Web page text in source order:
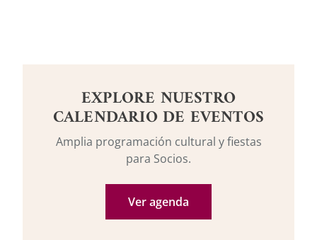
EXPLORE NUESTRO
CALENDARIO DE EVENTOS
Amplia programación cultural y fiestas
para Socios.
Ver agenda